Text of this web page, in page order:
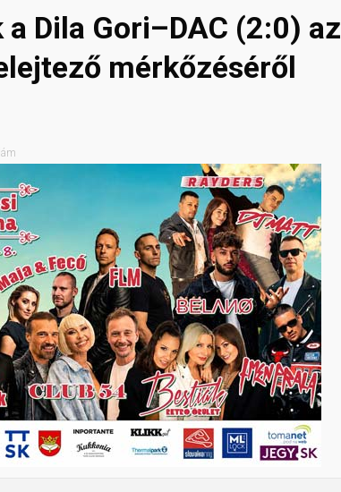
Dila Gori–DAC (2:0) az
mérkőzéséről